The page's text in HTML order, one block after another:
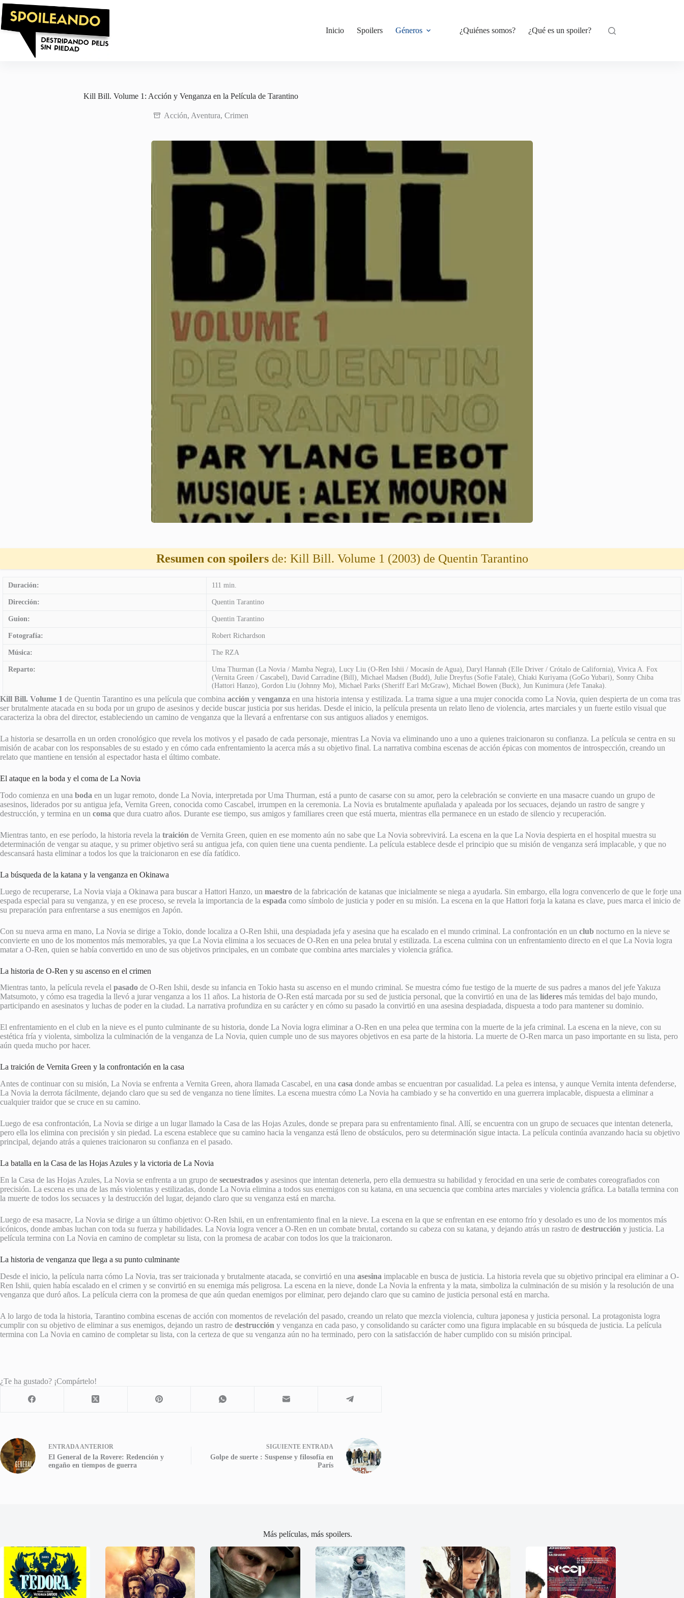
Saltar
al
contenido
Inicio
Spoilers Géneros ¿Quiénes somos? ¿Qué es un spoiler?
Kill Bill. Volume 1: Acción y Venganza en la Película de Tarantino
Acción, Aventura, Crimen
Resumen con spoilersde: Kill Bill. Volume 1 (2003) de Quentin Tarantino
Duración: 111 min.
Dirección: Quentin Tarantino
Guion: Quentin Tarantino
Fotografía: Robert Richardson
Música: The RZA
Reparto:
Uma Thurman (La Novia / Mamba Negra), Lucy Liu (O-Ren Ishii / Mocasín de Agua), Daryl Hannah (Elle Driver / Crótalo de California), Vivica A. Fox
(Vernita Green / Cascabel), David Carradine (Bill), Michael Madsen (Budd), Julie Dreyfus (Sofie Fatale), Chiaki Kuriyama (GoGo Yubari), Sonny Chiba
(Hattori Hanzo), Gordon Liu (Johnny Mo), Michael Parks (Sheriff Earl McGraw), Michael Bowen (Buck), Jun Kunimura (Jefe Tanaka).
Kill Bill. Volume 1 de Quentin Tarantino es una película que combina acción y venganza en una historia intensa y estilizada. La trama sigue a una mujer conocida como La Novia, quien despierta de un coma tras
ser brutalmente atacada en su boda por un grupo de asesinos y decide buscar justicia por sus heridas. Desde el inicio, la película presenta un relato lleno de violencia, artes marciales y un fuerte estilo visual que
caracteriza la obra del director, estableciendo un camino de venganza que la llevará a enfrentarse con sus antiguos aliados y enemigos.
La historia se desarrolla en un orden cronológico que revela los motivos y el pasado de cada personaje, mientras La Novia va eliminando uno a uno a quienes traicionaron su confianza. La película se centra en su
misión de acabar con los responsables de su estado y en cómo cada enfrentamiento la acerca más a su objetivo final. La narrativa combina escenas de acción épicas con momentos de introspección, creando un
relato que mantiene en tensión al espectador hasta el último combate.
El ataque en la boda y el coma de La Novia
Todo comienza en una boda en un lugar remoto, donde La Novia, interpretada por Uma Thurman, está a punto de casarse con su amor, pero la celebración se convierte en una masacre cuando un grupo de
asesinos, liderados por su antigua jefa, Vernita Green, conocida como Cascabel, irrumpen en la ceremonia. La Novia es brutalmente apuñalada y apaleada por los secuaces, dejando un rastro de sangre y
destrucción, y termina en un coma que dura cuatro años. Durante ese tiempo, sus amigos y familiares creen que está muerta, mientras ella permanece en un estado de silencio y recuperación.
Mientras tanto, en ese período, la historia revela la traición de Vernita Green, quien en ese momento aún no sabe que La Novia sobrevivirá. La escena en la que La Novia despierta en el hospital muestra su
determinación de vengar su ataque, y su primer objetivo será su antigua jefa, con quien tiene una cuenta pendiente. La película establece desde el principio que su misión de venganza será implacable, y que no
descansará hasta eliminar a todos los que la traicionaron en ese día fatídico.
La búsqueda de la katana y la venganza en Okinawa
Luego de recuperarse, La Novia viaja a Okinawa para buscar a Hattori Hanzo, un maestro de la fabricación de katanas que inicialmente se niega a ayudarla. Sin embargo, ella logra convencerlo de que le forje una
espada especial para su venganza, y en ese proceso, se revela la importancia de la espada como símbolo de justicia y poder en su misión. La escena en la que Hattori forja la katana es clave, pues marca el inicio de
su preparación para enfrentarse a sus enemigos en Japón.
Con su nueva arma en mano, La Novia se dirige a Tokio, donde localiza a O-Ren Ishii, una despiadada jefa y asesina que ha escalado en el mundo criminal. La confrontación en un club nocturno en la nieve se
convierte en uno de los momentos más memorables, ya que La Novia elimina a los secuaces de O-Ren en una pelea brutal y estilizada. La escena culmina con un enfrentamiento directo en el que La Novia logra
matar a O-Ren, quien se había convertido en uno de sus objetivos principales, en un combate que combina artes marciales y violencia gráfica.
La historia de O-Ren y su ascenso en el crimen
Mientras tanto, la película revela el pasado de O-Ren Ishii, desde su infancia en Tokio hasta su ascenso en el mundo criminal. Se muestra cómo fue testigo de la muerte de sus padres a manos del jefe Yakuza
Matsumoto, y cómo esa tragedia la llevó a jurar venganza a los 11 años. La historia de O-Ren está marcada por su sed de justicia personal, que la convirtió en una de las líderes más temidas del bajo mundo,
participando en asesinatos y luchas de poder en la ciudad. La narrativa profundiza en su carácter y en cómo su pasado la convirtió en una asesina despiadada, dispuesta a todo para mantener su dominio.
El enfrentamiento en el club en la nieve es el punto culminante de su historia, donde La Novia logra eliminar a O-Ren en una pelea que termina con la muerte de la jefa criminal. La escena en la nieve, con su
estética fría y violenta, simboliza la culminación de la venganza de La Novia, quien cumple uno de sus mayores objetivos en esa parte de la historia. La muerte de O-Ren marca un paso importante en su lista, pero
aún queda mucho por hacer.
La traición de Vernita Green y la confrontación en la casa
Antes de continuar con su misión, La Novia se enfrenta a Vernita Green, ahora llamada Cascabel, en una casa donde ambas se encuentran por casualidad. La pelea es intensa, y aunque Vernita intenta defenderse,
La Novia la derrota fácilmente, dejando claro que su sed de venganza no tiene límites. La escena muestra cómo La Novia ha cambiado y se ha convertido en una guerrera implacable, dispuesta a eliminar a
cualquier traidor que se cruce en su camino.
Luego de esa confrontación, La Novia se dirige a un lugar llamado la Casa de las Hojas Azules, donde se prepara para su enfrentamiento final. Allí, se encuentra con un grupo de secuaces que intentan detenerla,
pero ella los elimina con precisión y sin piedad. La escena establece que su camino hacia la venganza está lleno de obstáculos, pero su determinación sigue intacta. La película continúa avanzando hacia su objetivo
principal, dejando atrás a quienes traicionaron su confianza en el pasado.
La batalla en la Casa de las Hojas Azules y la victoria de La Novia
En la Casa de las Hojas Azules, La Novia se enfrenta a un grupo de secuestrados y asesinos que intentan detenerla, pero ella demuestra su habilidad y ferocidad en una serie de combates coreografiados con
precisión. La escena es una de las más violentas y estilizadas, donde La Novia elimina a todos sus enemigos con su katana, en una secuencia que combina artes marciales y violencia gráfica. La batalla termina con
la muerte de todos los secuaces y la destrucción del lugar, dejando claro que su venganza está en marcha.
Luego de esa masacre, La Novia se dirige a un último objetivo: O-Ren Ishii, en un enfrentamiento final en la nieve. La escena en la que se enfrentan en ese entorno frío y desolado es uno de los momentos más
icónicos, donde ambas luchan con toda su fuerza y habilidades. La Novia logra vencer a O-Ren en un combate brutal, cortando su cabeza con su katana, y dejando atrás un rastro de destrucción y justicia. La
película termina con La Novia en camino de completar su lista, con la promesa de acabar con todos los que la traicionaron.
La historia de venganza que llega a su punto culminante
Desde el inicio, la película narra cómo La Novia, tras ser traicionada y brutalmente atacada, se convirtió en una asesina implacable en busca de justicia. La historia revela que su objetivo principal era eliminar a O-
Ren Ishii, quien había escalado en el crimen y se convirtió en su enemiga más peligrosa. La escena en la nieve, donde La Novia la enfrenta y la mata, simboliza la culminación de su misión y la resolución de una
venganza que duró años. La película cierra con la promesa de que aún quedan enemigos por eliminar, pero dejando claro que su camino de justicia personal está en marcha.
A lo largo de toda la historia, Tarantino combina escenas de acción con momentos de revelación del pasado, creando un relato que mezcla violencia, cultura japonesa y justicia personal. La protagonista logra
cumplir con su objetivo de eliminar a sus enemigos, dejando un rastro de destrucción y venganza en cada paso, y consolidando su carácter como una figura implacable en su búsqueda de justicia. La película
termina con La Novia en camino de completar su lista, con la certeza de que su venganza aún no ha terminado, pero con la satisfacción de haber cumplido con su misión principal.
¿Te ha gustado? ¡Compártelo!
ENTRADAANTERIOR
El General de la Rovere: Redención y
engaño en tiempos de guerra
SIGUIENTE ENTRADA
Golpe de suerte : Suspense y filosofía en
París
Más películas, más spoilers.